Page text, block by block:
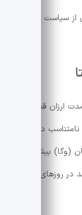
سیاست پولی
ارزان قیمت
داشته
(وگا) بیشتر از
روزهای قبل